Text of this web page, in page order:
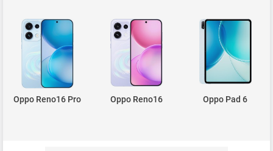
Oppo Reno16 Pro Oppo Reno16 Oppo Pad 6